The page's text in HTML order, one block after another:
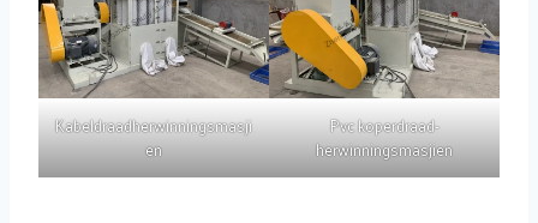
Kabeldraadherwinningsmasji
en
Pvc koperdraad-
herwinningsmasjien